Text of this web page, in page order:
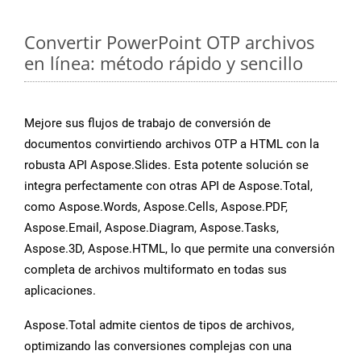
Convertir PowerPoint OTP archivos
en línea: método rápido y sencillo
Mejore sus flujos de trabajo de conversión de
documentos convirtiendo archivos OTP a HTML con la
robusta API Aspose.Slides. Esta potente solución se
integra perfectamente con otras API de Aspose.Total,
como Aspose.Words, Aspose.Cells, Aspose.PDF,
Aspose.Email, Aspose.Diagram, Aspose.Tasks,
Aspose.3D, Aspose.HTML, lo que permite una conversión
completa de archivos multiformato en todas sus
aplicaciones.
Aspose.Total admite cientos de tipos de archivos,
optimizando las conversiones complejas con una